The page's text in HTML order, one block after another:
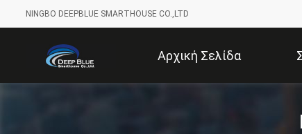
NINGBO DEEPBLUE SMARTHOUSE CO.,LTD
Αρχική Σελίδα